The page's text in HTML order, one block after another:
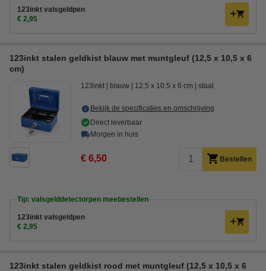
123inkt valsgeldpen
€ 2,95
123inkt stalen geldkist blauw met muntgleuf (12,5 x 10,5 x 6
cm)
123inkt blauw 12,5 x 10,5 x 6 cm staal
Bekijk de specificaties en omschrijving
Direct leverbaar
Morgen in huis
€ 6,50 Bestellen
Tip: valsgelddetectorpen meebestellen
123inkt valsgeldpen
€ 2,95
123inkt stalen geldkist rood met muntgleuf (12,5 x 10,5 x 6